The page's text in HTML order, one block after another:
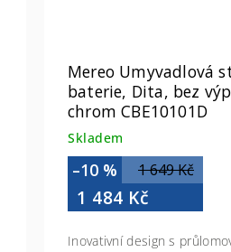
Mereo Umyvadlová
baterie, Dita, bez
chrom CBE10101D
Skladem
1 649 Kč
–10 %
1 484 Kč
Inovativní design s